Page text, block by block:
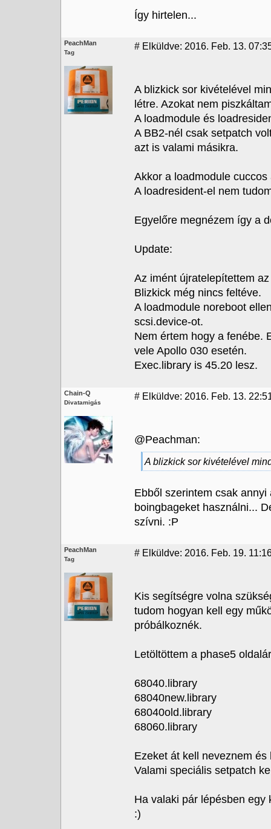
Így hirtelen...
PeachMan
Tag
# Elküldve: 2016. Feb. 13.
A blizkick sor kivételével
létre. Azokat nem
A loadmodule és
A BB2-nél csak setpatch
azt is valami másikra.
Akkor a loadmodule
A loadresident-el nem
Egyelőre megnézem így a
Update:
Az imént újratelepítettem
Blizkick még nincs feltéve.
A loadmodule noreboot
scsi.device-ot.
Nem értem hogy a fenébe.
vele Apollo 030 esetén.
Exec.library is 45.20 lesz.
Chain-Q
Divatamigás
# Elküldve: 2016. Feb. 13.
@Peachman:
A blizkick sor kivételével
Ebből szerintem csak
boingbageket használni...
szívni. :P
PeachMan
Tag
# Elküldve: 2016. Feb. 19.
Kis segítségre volna
tudom hogyan kell egy
próbálkoznék.
Letöltöttem a phase5
68040.library
68040new.library
68040old.library
68060.library
Ezeket át kell neveznem
Valami speciális setpatch
Ha valaki pár lépésben egy
:)